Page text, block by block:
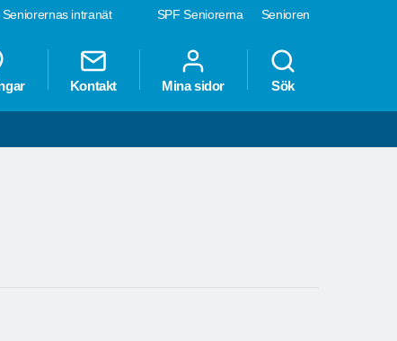
SPF Seniorerna Senioren
Seniorernas intranät
Kontakt Mina sidor Sök